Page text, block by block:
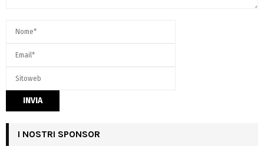
I NOSTRI SPONSOR